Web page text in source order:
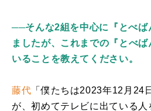
──そんな2組を中心に『とべ
ましたが、これまでの『とべ
いることを教えてください。
藤代 「僕たちは2023年12 月 24
が、初めてテレビに出ている人